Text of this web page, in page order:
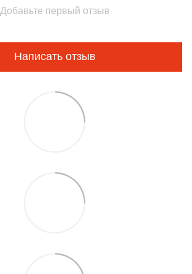
Добавьте первый отзыв
Написать отзыв